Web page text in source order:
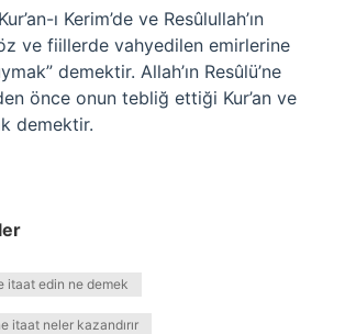
ı Kerim’de ve Resûlullah’ın
ve fiillerde vahyedilen emirlerine
demektir. Allah’ın Resûlü’ne
önce onun tebliğ ettiği Kur’an ve
demektir.
itaat edin ne demek
itaat neler kazandırır